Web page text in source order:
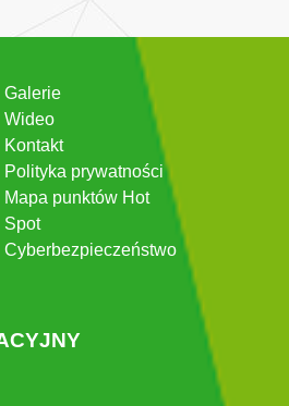
Galerie
Wideo
Kontakt
Polityka prywatności
Mapa punktów Hot
Spot
Cyberbezpieczeństwo